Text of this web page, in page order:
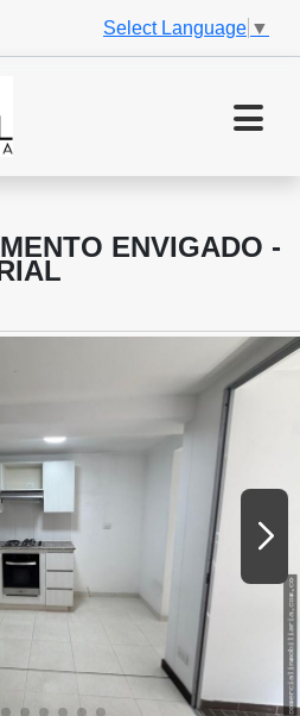
Select Language ▼
ENVIGADO -